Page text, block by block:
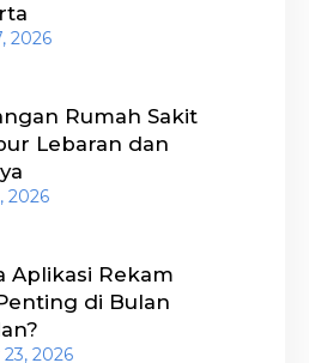
2026
Rumah Sakit
Lebaran dan
2026
Aplikasi Rekam
di Bulan
2026